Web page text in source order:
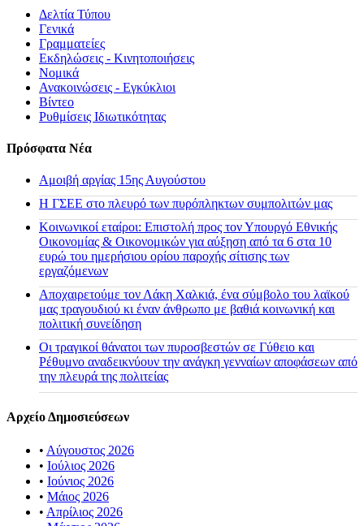
Δελτία Τύπου
Γενικά
Γραμματείες
Εκδηλώσεις - Κινητοποιήσεις
Νομικά
Ανακοινώσεις - Εγκύκλιοι
Βίντεο
Ρυθμίσεις Ιδιωτικότητας
Πρόσφατα Νέα
Αμοιβή αργίας 15ης Αυγούστου
H ΓΣΕΕ στο πλευρό των πυρόπληκτων συμπολιτών μας
Κοινωνικοί εταίροι: Επιστολή προς τον Υπουργό Εθνικής
Οικονομίας & Οικονομικών για αύξηση από τα 6 στα 10
ευρώ του ημερήσιου ορίου παροχής σίτισης των
εργαζόμενων
Αποχαιρετούμε τον Λάκη Χαλκιά, ένα σύμβολο του λαϊκού
μας τραγουδιού κι έναν άνθρωπο με βαθιά κοινωνική και
πολιτική συνείδηση
Οι τραγικοί θάνατοι των πυροσβεστών σε Γύθειο και
Ρέθυμνο αναδεικνύουν την ανάγκη γενναίων αποφάσεων από
την πλευρά της πολιτείας
Αρχείο Δημοσιεύσεων
• Αύγουστος 2026
• Ιούλιος 2026
• Ιούνιος 2026
• Μάιος 2026
• Απρίλιος 2026